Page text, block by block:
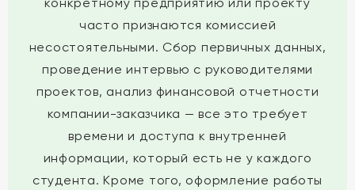
часто признаются комиссией
несостоятельными. Сбор первичных данных,
проведение интервью с руководителями
проектов, анализ финансовой отчетности
компании-заказчика — все это требует
времени и доступа к внутренней
информации, который есть не у каждого
студента. Кроме того, оформление работы